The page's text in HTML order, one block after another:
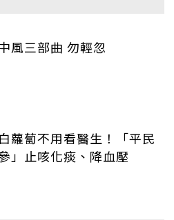
風三部曲 勿輕忽
蘿蔔不用看醫生！「平民
」止咳化痰、降血壓